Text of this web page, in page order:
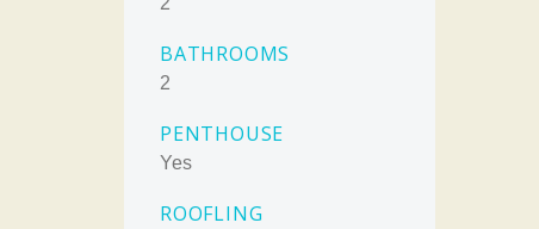
BATHROOMS
2
PENTHOUSE
Yes
ROOFLING